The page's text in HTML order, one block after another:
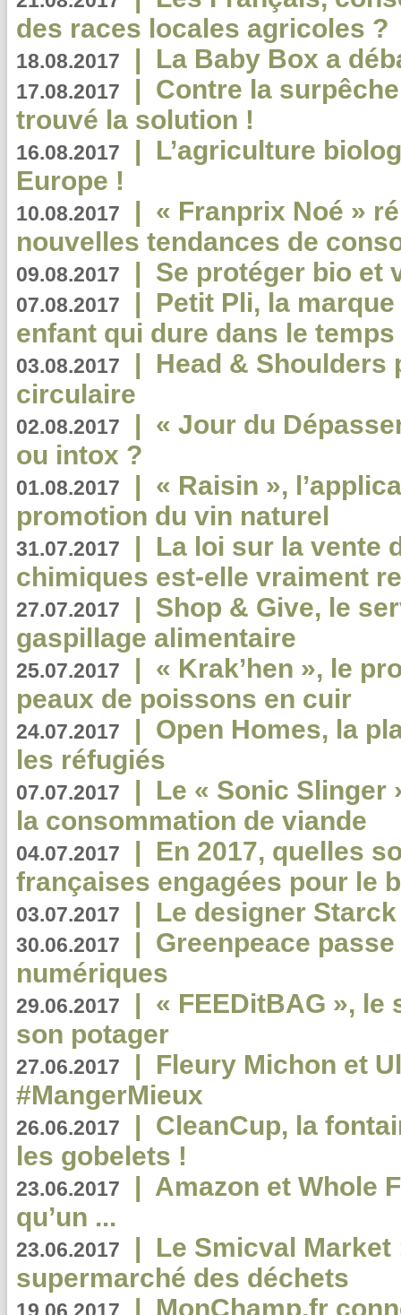
des races locales agricoles ?
18.08.2017 | La Baby Box a
17.08.2017 | Contre la
trouvé la solution !
16.08.2017 | L’agriculture
Europe !
10.08.2017 | « Franprix Noé »
nouvelles tendances de
09.08.2017 | Se protéger bio et
07.08.2017 | Petit Pli, la
enfant qui dure dans le temps
03.08.2017 | Head & Shoulders
circulaire
02.08.2017 | « Jour du
ou intox ?
01.08.2017 | « Raisin »,
promotion du vin naturel
31.07.2017 | La loi sur la vente
chimiques est-elle vraiment
27.07.2017 | Shop & Give, le
gaspillage alimentaire
25.07.2017 | « Krak’hen », le
peaux de poissons en cuir
24.07.2017 | Open Homes, la
les réfugiés
07.07.2017 | Le « Sonic Slinger
la consommation de viande
04.07.2017 | En 2017, quelles
françaises engagées pour le
03.07.2017 | Le designer
30.06.2017 | Greenpeace
numériques
29.06.2017 | « FEEDitBAG », le
son potager
27.06.2017 | Fleury Michon et
#MangerMieux
26.06.2017 | CleanCup, la
les gobelets !
23.06.2017 | Amazon et Whole
qu’un ...
23.06.2017 | Le Smicval
supermarché des déchets
| MonChamp.fr